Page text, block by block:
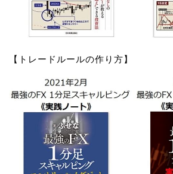
【トレードルールの作り方】